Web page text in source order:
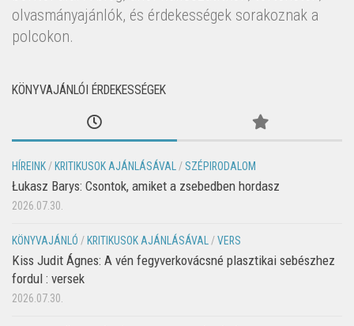
olvasmányajánlók, és érdekességek sorakoznak a
polcokon.
KÖNYVAJÁNLÓI ÉRDEKESSÉGEK
HÍREINK/ KRITIKUSOK AJÁNLÁSÁVAL/ SZÉPIRODALOM
Łukasz Barys: Csontok, amiket a zsebedben hordasz
2026.07.30.
KÖNYVAJÁNLÓ / KRITIKUSOK AJÁNLÁSÁVAL/VERS
Kiss Judit Ágnes: A vén fegyverkovácsné plasztikai sebészhez
fordul : versek
2026.07.30.